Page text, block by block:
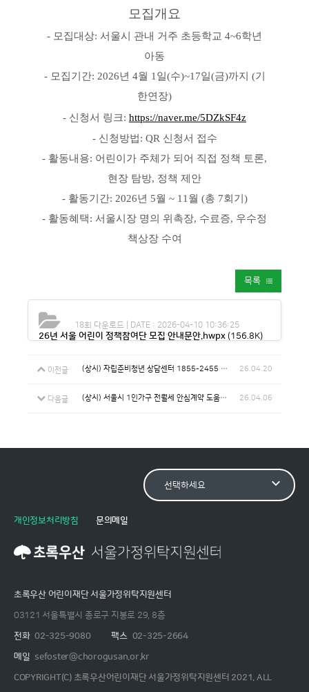
모집개요
- 모집대상: 서울시 관내 거주 초등학교 4~6학년
아동
- 모집기간: 2026년 4월 1일(수)~17일(금)까지 (기
한연장)
- 신청서 링 크: https://naver.me/5DZkSF4z
- 신청방법: QR 신청서 접수
- 활동내용: 어린이가 주체가 되어 직접 정책 토론,
현장 탐방, 정책 제안
- 활동기간: 2026년 5월 ~ 11월 (총 7회기)
- 활동혜택: 서울시장 명의 위촉장, 수료증, 우수정
책상장 수여
목록
26년 서울 어린이 정책참여단 모집 안내문안.hwpx (156.8K)
18회 다운로드 | DATE : 2026-04-10 10:36:25
이전글 (상시) 자립준비청년 상담센터 1855-2455 안내 26.04.20
다음글 (상시) 서울시 1인가구 전월세 안심계약 도움서비스 26.04.06
개인정보처리방침 문의메일
초록우산 어린이재단 서울가정위탁지원센터
03121 서울특별시 종로구 지봉로 29, 8층
전화 02-325-9080 팩스 02-325-2664
메일 sefoster@chorogusan.or.kr
COPYRIGHT(C) 초록우산어린이재단 서울가정위탁지원센터 2021. ALL